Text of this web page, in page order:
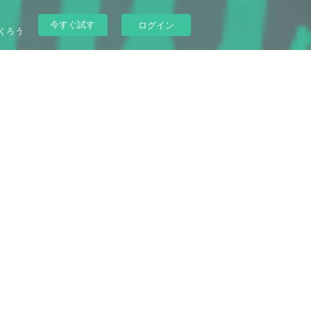
ろう
今すぐ試す ログイン